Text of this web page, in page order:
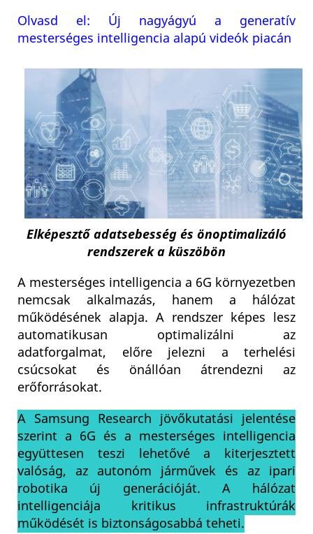
Olvasd el: Új nagyágyú a generatív
mesterséges intelligencia alapú videók piacán
Elképesztő adatsebesség és önoptimalizáló
rendszerek a küszöbön
A mesterséges intelligencia a 6G környezetben
nemcsak alkalmazás, hanem a hálózat
működésének alapja. A rendszer képes lesz
automatikusan optimalizálni az
adatforgalmat, előre jelezni a terhelési
csúcsokat és önállóan átrendezni az
erőforrásokat.
A Samsung Research jövőkutatási jelentése
szerint a 6G és a mesterséges intelligencia
együttesen teszi lehetővé a kiterjesztett
valóság, az autonóm járművek és az ipari
robotika új generációját. A hálózat
intelligenciája kritikus infrastruktúrák
működését is biztonságosabbá teheti.